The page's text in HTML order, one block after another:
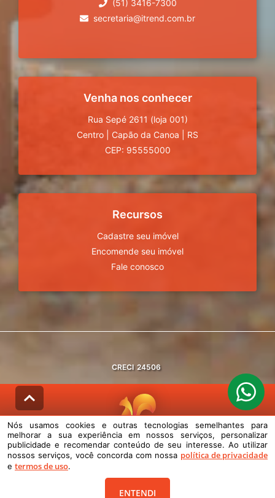
(51) 3416-7300
secretaria@itrend.com.br
Venha nos conhecer
Rua Sepé 2611 (loja 001)
Centro
Capão da Canoa
RS
CEP: 95555000
Recursos
Cadastre seu imóvel
Encomende seu imóvel
Fale conosco
CRECI 24506
© DESENVOLVIDO PELAAGIL.NET
Nós usamos cookies e outras tecnologias semelhantes para melhorar a
sua experiência em nossos serviços, personalizar publicidade e
Nós usamos cookies e outras tecnologias semelhantes para
melhorar a sua experiência em nossos serviços, personalizar
publicidade e recomendar conteúdo de seu interesse. Ao utilizar
nossos serviços, você concorda com nossa política de privacidade
e termos de uso.
ENTENDI